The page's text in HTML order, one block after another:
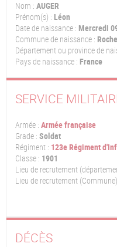
Nom : AUGER
Prénom(s) : Léon
Date de naissance : Mercredi
Commune de naissance :
Département ou province de
Pays de naissance : France
SERVICE
Armée : Armée française
Grade : Soldat
Régiment : 123e Régiment
Classe : 1901
Lieu de recrutement
Lieu de recrutement
DÉCÈS